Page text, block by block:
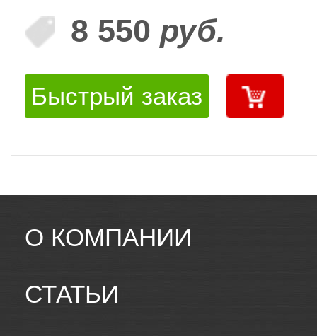
8 550 руб.
Быстрый заказ
О КОМПАНИИ
СТАТЬИ